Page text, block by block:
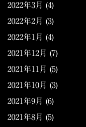
2022年3月 (4)
2022年2月 (3)
2022年1月 (4)
2021年12月 (7)
2021年11月 (5)
2021年10月 (3)
2021年9月 (6)
2021年8月 (5)